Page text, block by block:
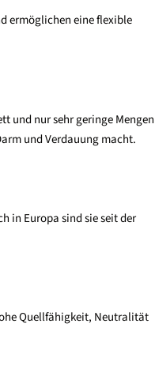
ermöglichen eine flexible
und nur sehr geringe Mengen
und Verdauung macht.
in Europa sind sie seit der
Quellfähigkeit, Neutralität